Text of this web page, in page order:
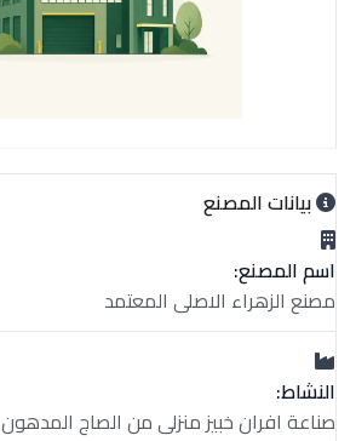
بيانات المصنع
اسم المصنع:
مصنع الزهراء الاصلى المعتمد
النشاط:
صناعة افران خبيز منزلى من الصاج المدهون